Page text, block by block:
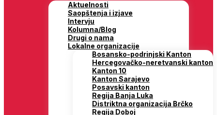
Aktuelnosti
Saopštenja i izjave
Intervju
Kolumna/Blog
Drugi o nama
Lokalne organizacije
Bosansko-podrinjski Kanton
Hercegovačko-neretvanski kanton
Kanton 10
Kanton Sarajevo
Posavski kanton
Regija Banja Luka
Distriktna organizacija Brčko
Regija Doboj